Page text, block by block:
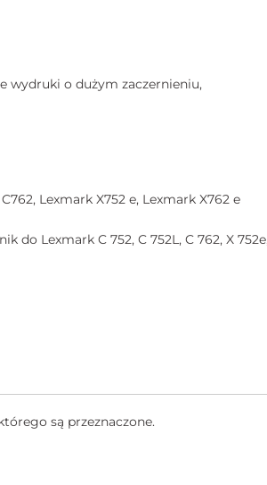
wydruki o dużym zaczernieniu,
Lexmark X752 e, Lexmark X762 e
do Lexmark C 752, C 752L, C 762, X
są przeznaczone.